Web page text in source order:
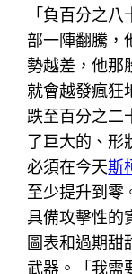
「負百分之
部一陣翻騰，
勢越差，他那
就會越發瘋狂
跌至百分之二
了巨大的、形
必須在今天斯
至少提升到零
具備攻擊性的
圖表和過期甜
武器。「我需